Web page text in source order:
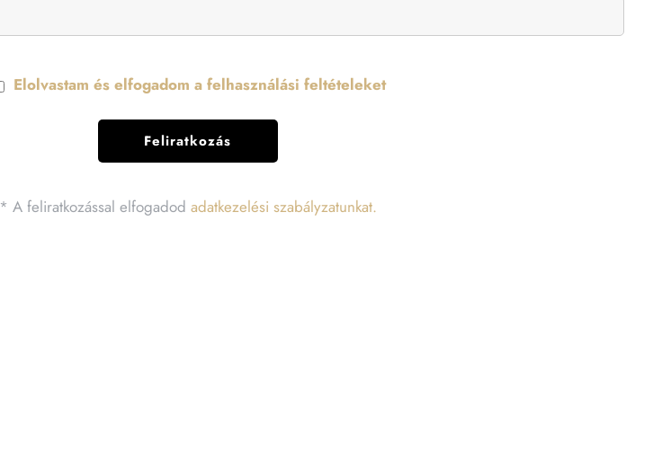
Elolvastam és elfogadom a felhasználási feltételeket
* A feliratkozással elfogadod adatkezelési szabályzatunkat.